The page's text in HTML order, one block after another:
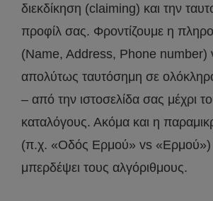
διεκδίκηση (claiming) και την
προφίλ σας. Φροντίζουμε η
(Name, Address, Phone number)
απολύτως ταυτόσημη σε
– από την ιστοσελίδα σας μέχρι
καταλόγους. Ακόμα και η
(π.χ. «Οδός Ερμού» vs «Ερμού»)
μπερδέψει τους αλγόριθμους.